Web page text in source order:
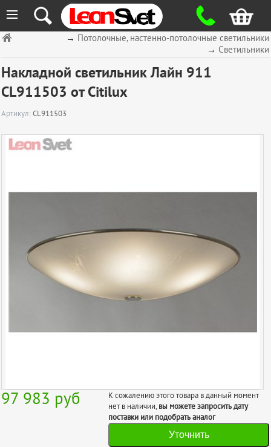
≡
→ Потолочные, настенно-потолочные светильники
→ Светильники
Накладной светильник Лайн 911
CL911503 от Citilux
Артикул:CL911503
97 983 руб
К сожалению этого товара в данный момент
нет в наличии,вы можете запросить дату
поставки или подобрать аналог
Уточнить